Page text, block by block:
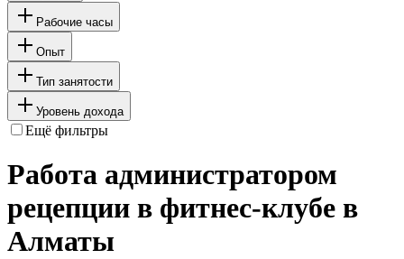
Рабочие часы
Опыт
Тип занятости
Уровень дохода
Ещё фильтры
Работа администратором
рецепции в фитнес-клубе в
Алматы